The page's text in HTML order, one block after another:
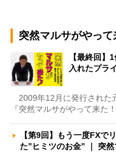
突然マルサがやって
【最終回】
入れたプラ
2009年12月に発行された
『突然マルサがやって来た
【第9回】もう一度FX
た”ヒミツのお金” ｜ 突